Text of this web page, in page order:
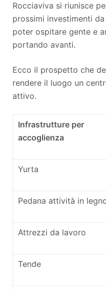
Rocciaviva si riunisce
prossimi investimenti
poter ospitare gente e
portando avanti.
Ecco il prospetto che
rendere il luogo un
attivo.
Infrastrutture per
accoglienza
Yurta
Pedana attività in
Attrezzi da lavoro
Tende